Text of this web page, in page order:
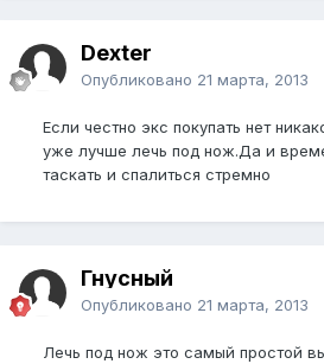
Dexter
Опубликовано 21 марта, 2013
Если честно экс покупать нет
уже лучше лечь под нож.Да и
таскать и спалиться стремно
Гнусный
Опубликовано 21 марта, 2013
Лечь под нож это самый простой